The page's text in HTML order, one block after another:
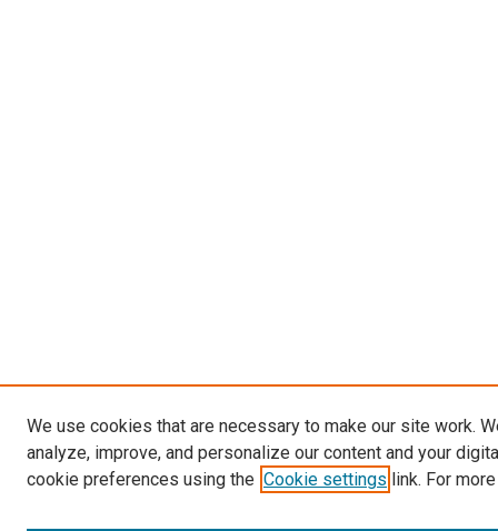
We use cookies that are necessary to make our site work.
analyze, improve, and personalize our content and your
cookie preferences using the Cookie settings link. For